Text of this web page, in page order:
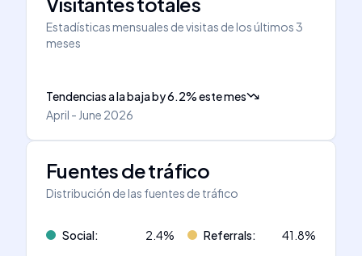
Estadísticas mensuales de visitas de los últimos 3
meses
Tendencias a la bajaby6.2%este mes
April - June 2026
Fuentes de tráfico
Distribución de las fuentes de tráfico
Social: 2.4% Referrals: 41.8%